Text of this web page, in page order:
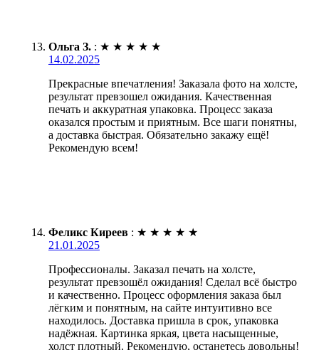
Ольга З. : ★ ★ ★ ★ ★
14.02.2025
Прекрасные впечатления! Заказала фото на холсте,
результат превзошел ожидания. Качественная
печать и аккуратная упаковка. Процесс заказа
оказался простым и приятным. Все шаги понятны,
а доставка быстрая. Обязательно закажу ещё!
Рекомендую всем!
Феликс Киреев : ★ ★ ★ ★ ★
21.01.2025
Профессионалы. Заказал печать на холсте,
результат превзошёл ожидания! Сделал всё быстро
и качественно. Процесс оформления заказа был
лёгким и понятным, на сайте интуитивно все
находилось. Доставка пришла в срок, упаковка
надёжная. Картинка яркая, цвета насыщенные,
холст плотный. Рекомендую, останетесь довольны!